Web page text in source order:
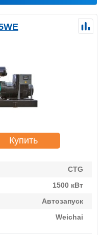
Купить
CTG
1500 кВт
Автозапуск
Weichai